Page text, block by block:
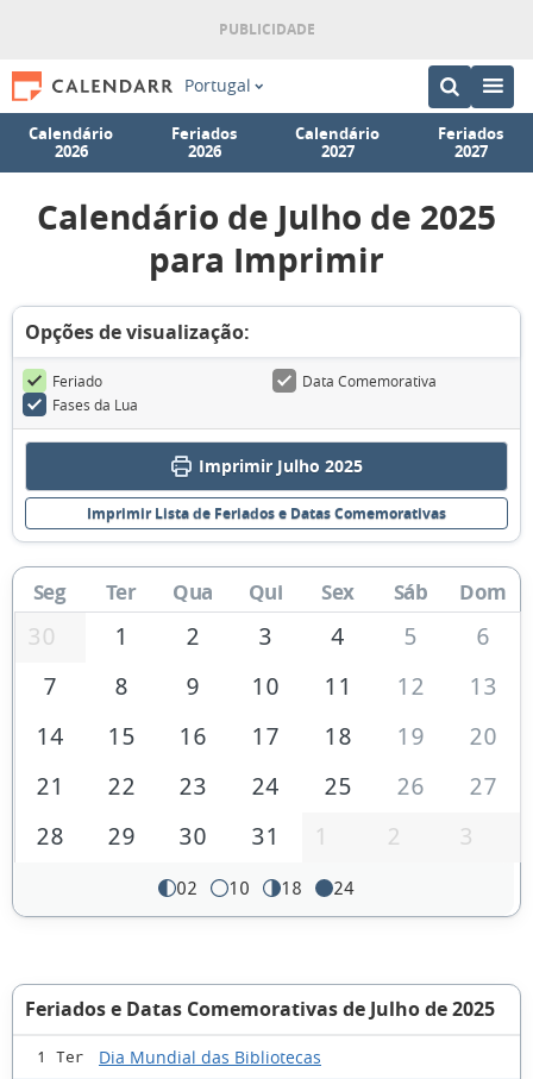
Portugal
Calendário
2026
Feriados
2026
Calendário
2027
Feriados
2027
Calendário de Julho de 2025
para Imprimir
Opções de visualização:
Feriado
Data Comemorativa
Fases da Lua
Imprimir Julho 2025
Imprimir Lista de Feriados e Datas Comemorativas
Seg Ter Qua Qui Sex Sáb Dom
30 1 2 3 4 5
6
7
8 9 10 11 12
13
14
15 16 17 18 19
20
21
22 23 24 25 26
27
28
29 30 31 1 2 3
02 10 18 24
Feriados e Datas Comemorativas de Julho de 2025
1 Ter Dia Mundial das Bibliotecas